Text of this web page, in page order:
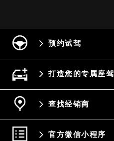
预约试驾
打造您的专属座驾
查找经销商
官方微信小程序